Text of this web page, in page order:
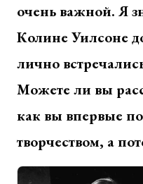
очень важной. Я
Колине Уилсоне
лично
Можете ли вы
как вы впервые
творчеством, а